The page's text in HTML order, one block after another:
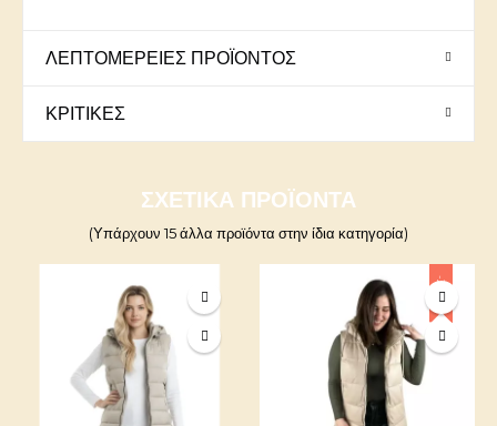
ΛΕΠΤΟΜΈΡΕΙΕΣ ΠΡΟΪΌΝΤΟΣ
ΚΡΙΤΙΚΈΣ
ΣΧΕΤΙΚΆ ΠΡΟΪΌΝΤΑ
(Υπάρχουν 15 άλλα προϊόντα στην ίδια κατηγορία)
-20%